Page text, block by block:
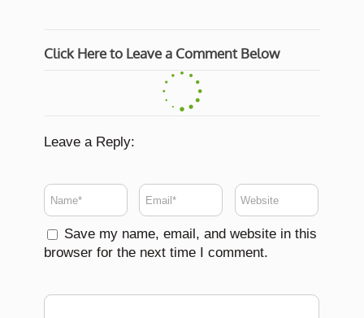
Click Here to Leave a Comment Below
Leave a Reply:
Save my name, email, and website in this
browser for the next time I comment.